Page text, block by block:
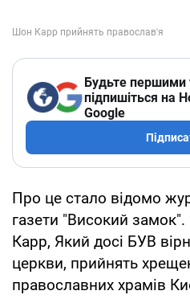
Будьте першими
підпишіться на
Google
Про це стало відомо
газети "Високий
Карр, Який досі БУВ
церкви, прийнять
православних храмів